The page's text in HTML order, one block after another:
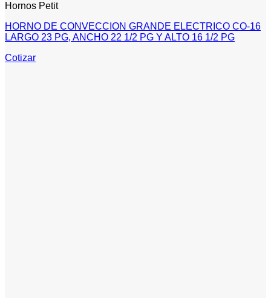
Hornos Petit
HORNO DE CONVECCION GRANDE ELECTRICO CO-16
LARGO 23 PG, ANCHO 22 1/2 PG Y ALTO 16 1/2 PG
Cotizar